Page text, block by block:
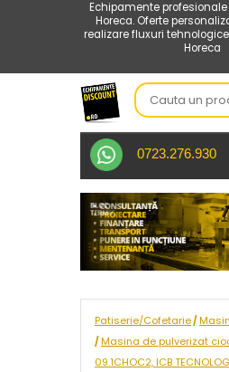
Echipamente
Horeca. Oferte
realizare fluxuri
Horeca
0723.276.930
Patiserie/Cofetarie/
/Masina de pulverizat
09.1CHOC2, ICB